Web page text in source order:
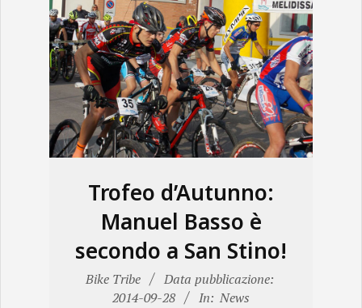
Trofeo d’Autunno:
Manuel Basso è
secondo a San Stino!
2014-
Bike Tribe
Data pubblicazione:
2014-09-28
In: News